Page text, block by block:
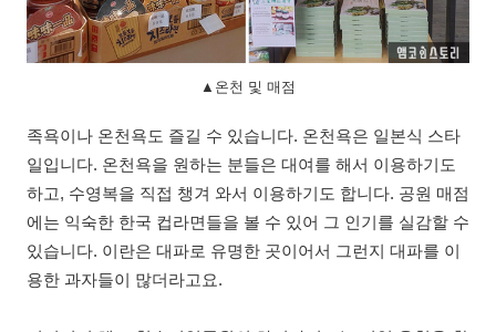
▲온천 및 매점
족욕이나 온천욕도 즐길 수 있습니다. 온천욕은 일본식 스타
일입니다. 온천욕을 원하는 분들은 대여를 해서 이용하기도
하고, 수영복을 직접 챙겨 와서 이용하기도 합니다. 공원 매점
에는 익숙한 한국 컵라면들을 볼 수 있어 그 인기를 실감할 수
있습니다. 이란은 대파로 유명한 곳이어서 그런지 대파를 이
용한 과자들이 많더라고요.